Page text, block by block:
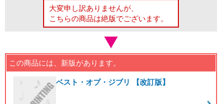
大変申し訳ありませんが、
こちらの商品は絶版でございます。
この商品には、新版があります。
ベスト・オブ・ジブリ 【改訂版】